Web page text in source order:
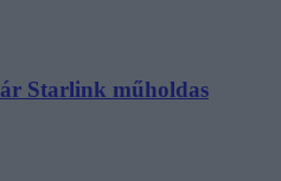
Starlink műholdas